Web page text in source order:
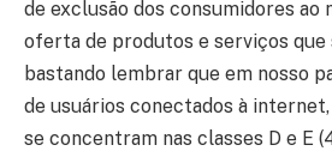
de exclusão dos consumidores ao
oferta de produtos e serviços que
bastando lembrar que em nosso
de usuários conectados à
se concentram nas classes D e E